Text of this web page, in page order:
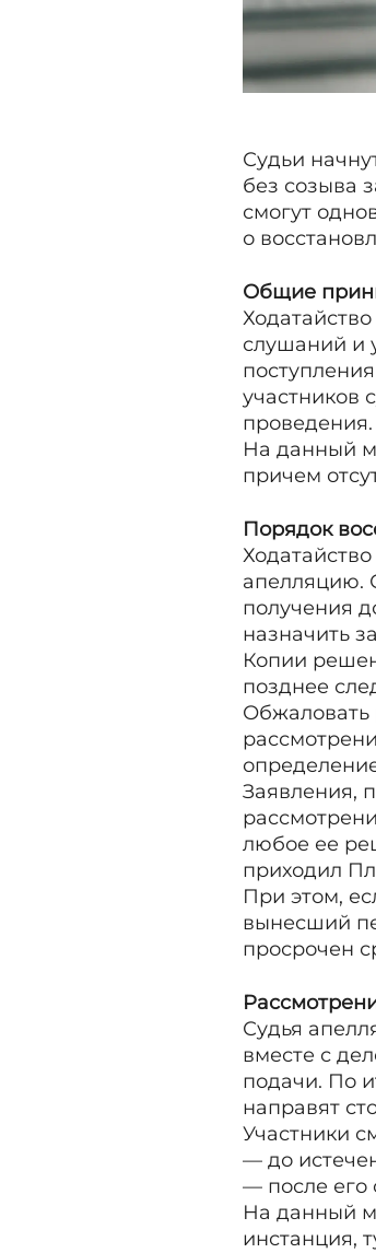
Судьи
без созыва
смогут
о
Общие
слушаний и
участников
проведения.
На данный
причем
Порядок
апелляцию.
получения
назначить
Копии
позднее
Обжаловать
Заявления,
любое ее
приходил
При этом,
вынесший
просрочен
Судья
вместе с
подачи. По
направят
Участники
— до
— после его
На данный
инстанция,